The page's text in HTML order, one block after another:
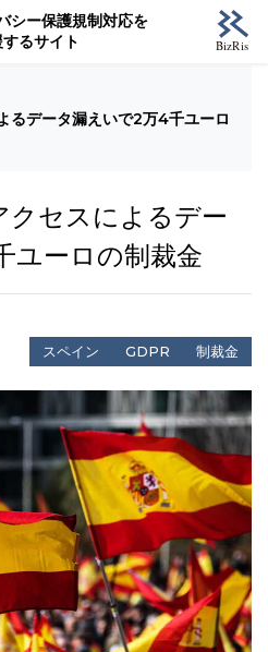
シー保護規制対応を
るサイト
データ漏えいで2万4千ユーロ
セスによるデー
ユーロの制裁金
スペイン GDPR 制裁金